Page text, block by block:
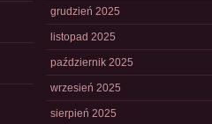
grudzień 2025
listopad 2025
październik 2025
wrzesień 2025
sierpień 2025